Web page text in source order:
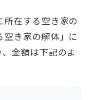
在する空き家の
き家の解体」に
金額は下記のよ